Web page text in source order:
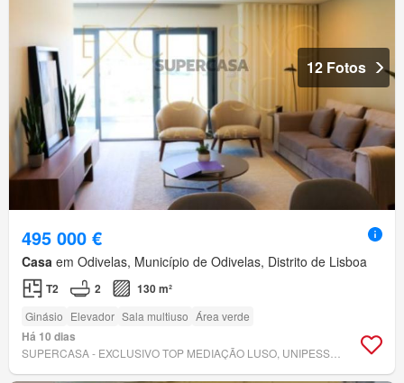
12 Fotos
495 000 €
Casa em Odivelas, Município de Odivelas, Distrito de Lisboa
T2 2 130 m²
Ginásio Elevador Sala multiuso Área verde
Há 10 dias